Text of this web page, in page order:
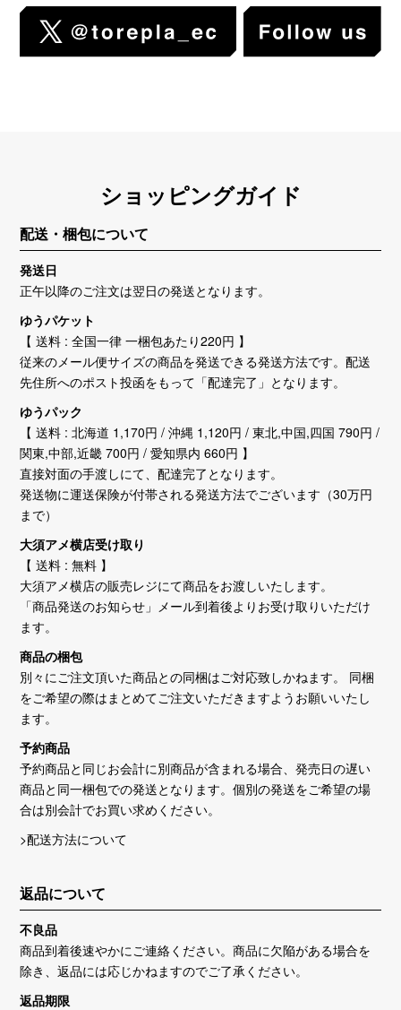
ショッピングガイド
配送・梱包について
発送日
正午以降のご注文は翌日の発送となります。
ゆうパケット
【 送料 : 全国一律 一梱包あたり220円 】
従来のメール便サイズの商品を発送できる発送方法です。配送
先住所へのポスト投函をもって「配達完了」となります。
ゆうパック
【 送料 : 北海道 1,170円 / 沖縄 1,120円 / 東北,中国,四国 790円 /
関東,中部,近畿 700円 / 愛知県内 660円 】
直接対面の手渡しにて、配達完了となります。
発送物に運送保険が付帯される発送方法でございます（30万円
まで）
大須アメ横店受け取り
【 送料 : 無料 】
大須アメ横店の販売レジにて商品をお渡しいたします。
「商品発送のお知らせ」メール到着後よりお受け取りいただけ
ます。
商品の梱包
別々にご注文頂いた商品との同梱はご対応致しかねます。 同梱
をご希望の際はまとめてご注文いただきますようお願いいたし
ます。
予約商品
予約商品と同じお会計に別商品が含まれる場合、発売日の遅い
商品と同一梱包での発送となります。個別の発送をご希望の場
合は別会計でお買い求めください。
>配送方法について
返品について
不良品
商品到着後速やかにご連絡ください。商品に欠陥がある場合を
除き、返品には応じかねますのでご了承ください。
返品期限